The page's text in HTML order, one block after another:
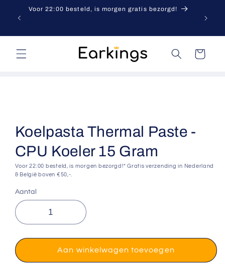
naar de
content
Voor 22:00 besteld, is morgen gratis bezorgd!
Winkelwagen
Koelpasta Thermal Paste -
CPU Koeler 15 Gram
Voor 22:00 besteld, is morgen bezorgd!* Gratis verzending in Nederland
& België boven €50,-.
Aantal
Aan winkelwagen toevoegen